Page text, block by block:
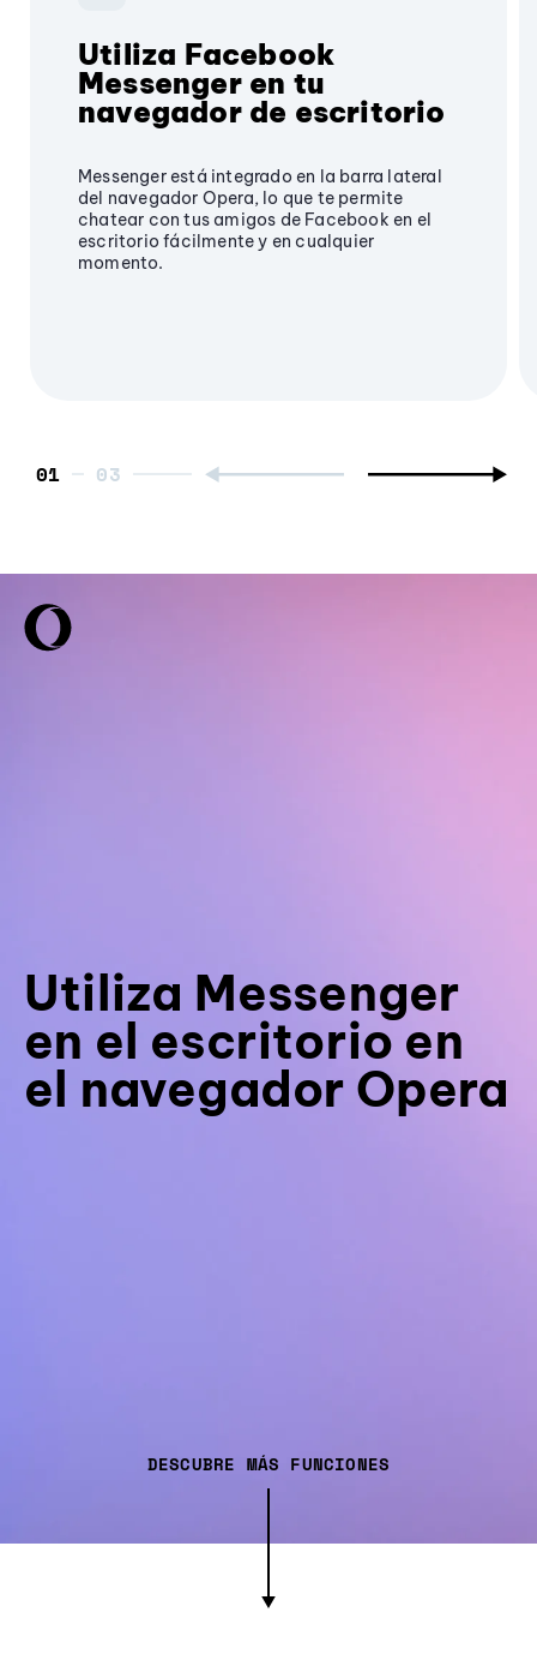
Utiliza Facebook
Messenger en tu
navegador de escritorio
Messenger está integrado en la barra lateral
del navegador Opera, lo que te permite
chatear con tus amigos de Facebook en el
escritorio fácilmente y en cualquier
momento.
01
Utiliza Messenger
en el escritorio en
el navegador Opera
DESCUBRE MÁS FUNCIONES